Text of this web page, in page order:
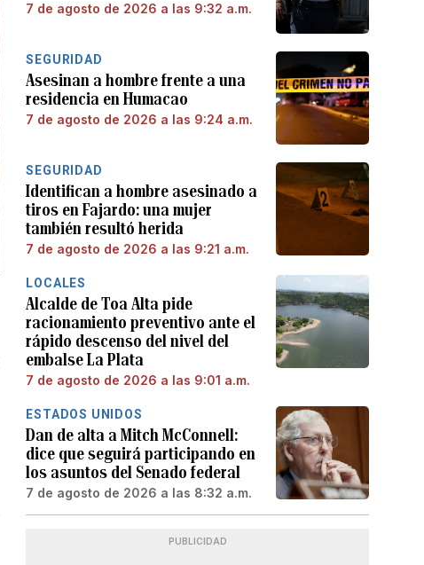
7 de agosto de 2026 a las 9:32 a.m.
SEGURIDAD
Asesinan a hombre frente a una
residencia en Humacao
7 de agosto de 2026 a las 9:24 a.m.
SEGURIDAD
Identifican a hombre asesinado a
tiros en Fajardo: una mujer
también resultó herida
7 de agosto de 2026 a las 9:21 a.m.
LOCALES
Alcalde de Toa Alta pide
racionamiento preventivo ante el
rápido descenso del nivel del
embalse La Plata
7 de agosto de 2026 a las 9:01 a.m.
ESTADOS UNIDOS
Dan de alta a Mitch McConnell:
dice que seguirá participando en
los asuntos del Senado federal
7 de agosto de 2026 a las 8:32 a.m.
PUBLICIDAD